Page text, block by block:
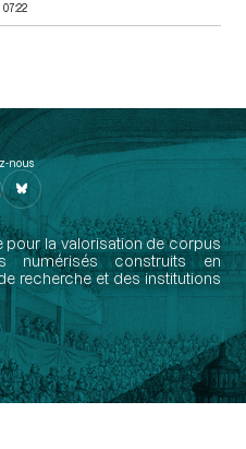
07:22
nous
pour la valorisation de corpus
numérisés construits en
recherche et des institutions